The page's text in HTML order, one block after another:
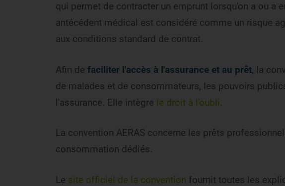
qui permet de contracter un emprunt lorsqu'on a ou a
antécédent médical est considéré comme un risque
aux conditions standard de contrat.
Afin de faciliter l'accès à l'assurance et au prêt, la
de malades et de consommateurs, les pouvoirs
l'assurance. Elle intègre le droit à l'oubli.
La convention AERAS concerne les prêts
consommation dédiés.
Le site officiel de la convention fournit toutes les
Partager sur